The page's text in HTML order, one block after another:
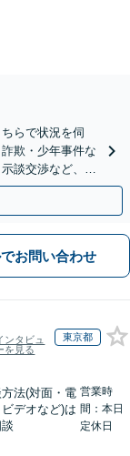
らで状況を伺
欺・少年事件な
談交渉など、お
お問い合わせ
ンタビュ
を見る
東京都
法(対面・電
デオなど)は
営業時
間：本日
定休日